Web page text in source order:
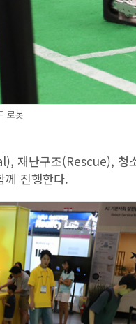
로봇
재난구조(Rescue), 청
께 진행한다.